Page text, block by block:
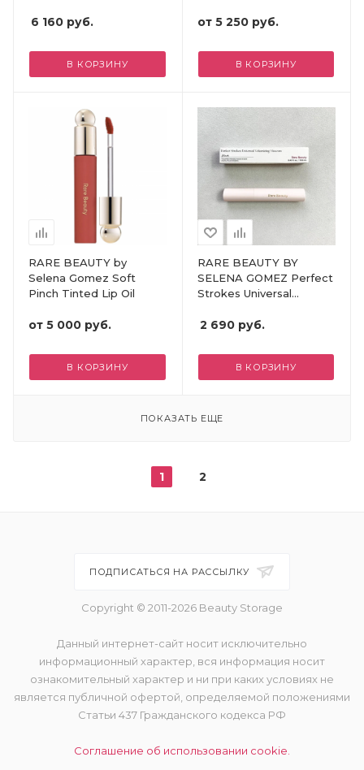
Confidence
6 160 руб.
В КОРЗИНУ
от 5 250 руб.
В КОРЗИНУ
RARE BEAUTY by
Selena Gomez Soft
Pinch Tinted Lip Oil
от 5 000 руб.
В КОРЗИНУ
RARE BEAUTY BY
SELENA GOMEZ Perfect
Strokes Universal
мл
2 690руб.
В КОРЗИНУ
ПОКАЗАТЬ ЕЩЕ
1 2
ПОДПИСАТЬСЯ НА РАССЫЛКУ
Copyright © 2011-2026 Beauty Storage
Данный интернет-сайт носит исключительно
информационный характер, вся информация носит
ознакомительный характер и ни при каких условиях не
является публичной офертой, определяемой положениями
Статьи 437 Гражданского кодекса РФ
Соглашение об использовании cookie.